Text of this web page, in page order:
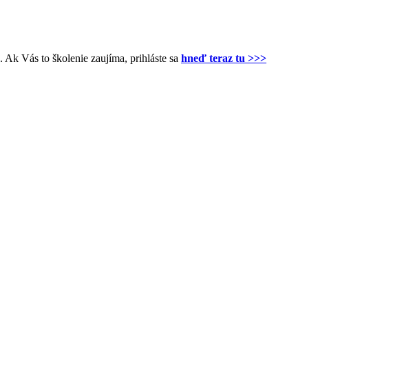
. Ak Vás to školenie zaujíma, prihláste sa hneď teraz tu >>>